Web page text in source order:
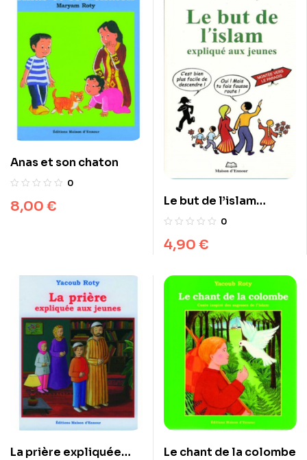
Anas et son chaton
0
8,00 €
Le but de l’islam
expliqué aux jeunes
0
4,90 €
La prière expliquée
Le chant de la colombe